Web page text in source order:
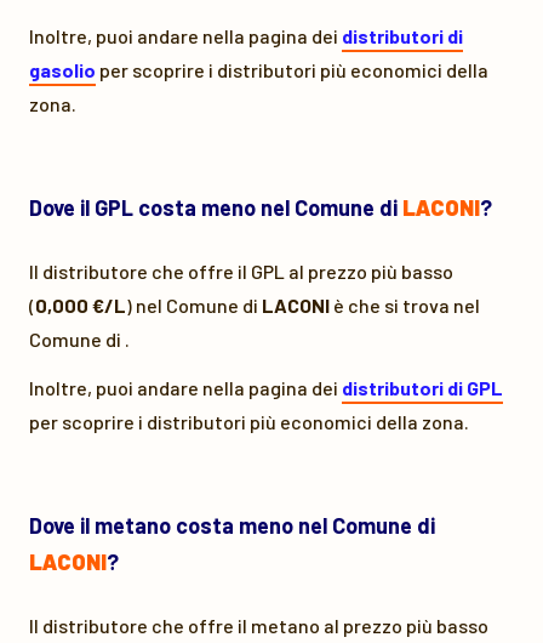
Inoltre, puoi andare nella pagina dei distributori di
gasolio per scoprire i distributori più economici della
zona.
Dove il GPL costa meno nel Comune di LACONI?
Il distributore che offre il GPL al prezzo più basso
(0,000 €/L) nel Comune di LACONI è che si trova nel
Comune di .
Inoltre, puoi andare nella pagina dei distributori di GPL
per scoprire i distributori più economici della zona.
Dove il metano costa meno nel Comune di
LACONI?
Il distributore che offre il metano al prezzo più basso